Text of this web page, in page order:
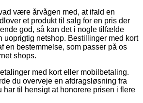
være årvågen med, at ifald en
et produkt til salg for en pris der
god, så kan det i nogle tilfælde
uoprigtig netshop. Bestillinger med kort
en bestemmelse, som passer på os
shops.
med kort eller mobilbetaling.
du overveje en afdragsløsning fra
har til hensigt at honorere prisen i flere